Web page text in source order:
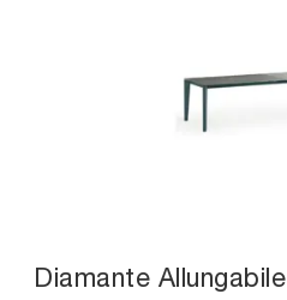
Diamante Allungabile